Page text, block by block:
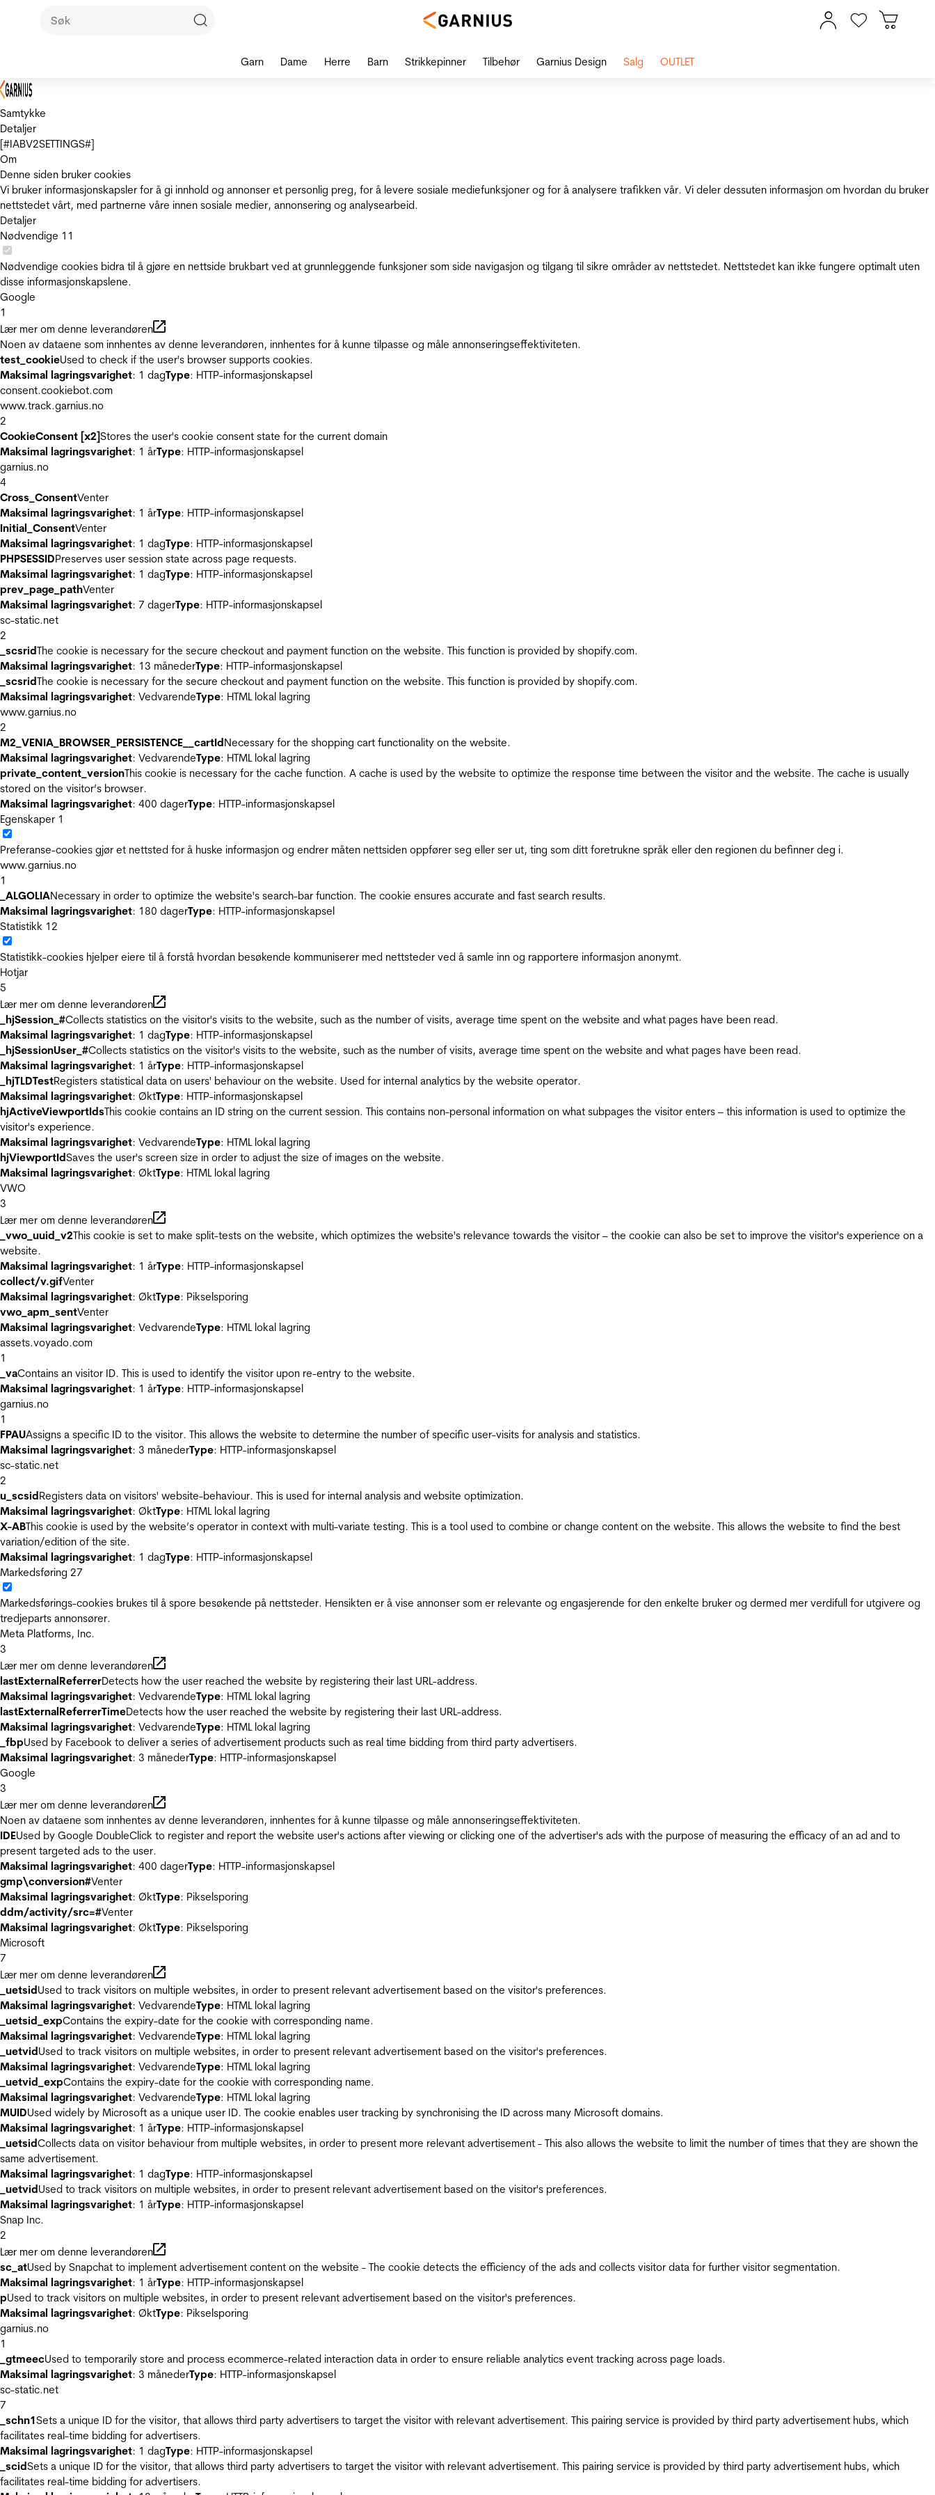
Samtykke
Detaljer
[#IABV2SETTINGS#]
Om
Denne siden bruker cookies
Vi bruker informasjonskapsler for å gi innhold og annonser et personlig preg, for å levere sosiale mediefunksjoner og for å analysere trafikken vår. Vi deler dessuten informasjon om hvordan du bruker
nettstedet vårt, med partnerne våre innen sosiale medier, annonsering og analysearbeid.
Detaljer
Nødvendige 11
Nødvendige cookies bidra til å gjøre en nettside brukbart ved at grunnleggende funksjoner som side navigasjon og tilgang til sikre områder av nettstedet. Nettstedet kan ikke fungere optimalt uten
disse informasjonskapslene.
Google
1
Lær mer om denne leverandøren
Noen av dataene som innhentes av denne leverandøren, innhentes for å kunne tilpasse og måle annonseringseffektiviteten.
test_cookieUsed to check if the user's browser supports cookies.
Maksimal lagringsvarighet: 1 dagType: HTTP-informasjonskapsel
consent.cookiebot.com
www.track.garnius.no
2
CookieConsent [x2]Stores the user's cookie consent state for the current domain
Maksimal lagringsvarighet: 1 årType: HTTP-informasjonskapsel
garnius.no
4
Cross_ConsentVenter
Maksimal lagringsvarighet: 1 årType: HTTP-informasjonskapsel
Initial_ConsentVenter
Maksimal lagringsvarighet: 1 dagType: HTTP-informasjonskapsel
PHPSESSIDPreserves user session state across page requests.
Maksimal lagringsvarighet: 1 dagType: HTTP-informasjonskapsel
prev_page_pathVenter
Maksimal lagringsvarighet: 7 dagerType: HTTP-informasjonskapsel
sc-static.net
2
_scsridThe cookie is necessary for the secure checkout and payment function on the website. This function is provided by shopify.com.
Maksimal lagringsvarighet: 13 månederType: HTTP-informasjonskapsel
_scsridThe cookie is necessary for the secure checkout and payment function on the website. This function is provided by shopify.com.
Maksimal lagringsvarighet: VedvarendeType: HTML lokal lagring
www.garnius.no
2
M2_VENIA_BROWSER_PERSISTENCE__cartIdNecessary for the shopping cart functionality on the website.
Maksimal lagringsvarighet: VedvarendeType: HTML lokal lagring
private_content_versionThis cookie is necessary for the cache function. A cache is used by the website to optimize the response time between the visitor and the website. The cache is usually
stored on the visitor’s browser.
Maksimal lagringsvarighet: 400 dagerType: HTTP-informasjonskapsel
Egenskaper 1
Preferanse-cookies gjør et nettsted for å huske informasjon og endrer måten nettsiden oppfører seg eller ser ut, ting som ditt foretrukne språk eller den regionen du befinner deg i.
www.garnius.no
1
_ALGOLIANecessary in order to optimize the website's search-bar function. The cookie ensures accurate and fast search results.
Maksimal lagringsvarighet: 180 dagerType: HTTP-informasjonskapsel
Statistikk 12
Statistikk-cookies hjelper eiere til å forstå hvordan besøkende kommuniserer med nettsteder ved å samle inn og rapportere informasjon anonymt.
Hotjar
5
Lær mer om denne leverandøren
_hjSession_#Collects statistics on the visitor's visits to the website, such as the number of visits, average time spent on the website and what pages have been read.
Maksimal lagringsvarighet: 1 dagType: HTTP-informasjonskapsel
_hjSessionUser_#Collects statistics on the visitor's visits to the website, such as the number of visits, average time spent on the website and what pages have been read.
Maksimal lagringsvarighet: 1 årType: HTTP-informasjonskapsel
_hjTLDTestRegisters statistical data on users' behaviour on the website. Used for internal analytics by the website operator.
Maksimal lagringsvarighet: ØktType: HTTP-informasjonskapsel
hjActiveViewportIdsThis cookie contains an ID string on the current session. This contains non-personal information on what subpages the visitor enters – this information is used to optimize the
visitor's experience.
Maksimal lagringsvarighet: VedvarendeType: HTML lokal lagring
hjViewportIdSaves the user's screen size in order to adjust the size of images on the website.
Maksimal lagringsvarighet: ØktType: HTML lokal lagring
VWO
3
Lær mer om denne leverandøren
_vwo_uuid_v2This cookie is set to make split-tests on the website, which optimizes the website's relevance towards the visitor – the cookie can also be set to improve the visitor's experience on a
website.
Maksimal lagringsvarighet: 1 årType: HTTP-informasjonskapsel
collect/v.gifVenter
Maksimal lagringsvarighet: ØktType: Pikselsporing
vwo_apm_sentVenter
Maksimal lagringsvarighet: VedvarendeType: HTML lokal lagring
assets.voyado.com
1
_vaContains an visitor ID. This is used to identify the visitor upon re-entry to the website.
Maksimal lagringsvarighet: 1 årType: HTTP-informasjonskapsel
garnius.no
1
FPAUAssigns a specific ID to the visitor. This allows the website to determine the number of specific user-visits for analysis and statistics.
Maksimal lagringsvarighet: 3 månederType: HTTP-informasjonskapsel
sc-static.net
2
u_scsidRegisters data on visitors' website-behaviour. This is used for internal analysis and website optimization.
Maksimal lagringsvarighet: ØktType: HTML lokal lagring
X-ABThis cookie is used by the website’s operator in context with multi-variate testing. This is a tool used to combine or change content on the website. This allows the website to find the best
variation/edition of the site.
Maksimal lagringsvarighet: 1 dagType: HTTP-informasjonskapsel
Markedsføring 27
Markedsførings-cookies brukes til å spore besøkende på nettsteder. Hensikten er å vise annonser som er relevante og engasjerende for den enkelte bruker og dermed mer verdifull for utgivere og
tredjeparts annonsører.
Meta Platforms, Inc.
3
Lær mer om denne leverandøren
lastExternalReferrerDetects how the user reached the website by registering their last URL-address.
Maksimal lagringsvarighet: VedvarendeType: HTML lokal lagring
lastExternalReferrerTimeDetects how the user reached the website by registering their last URL-address.
Maksimal lagringsvarighet: VedvarendeType: HTML lokal lagring
_fbpUsed by Facebook to deliver a series of advertisement products such as real time bidding from third party advertisers.
Maksimal lagringsvarighet: 3 månederType: HTTP-informasjonskapsel
Google
3
Lær mer om denne leverandøren
Noen av dataene som innhentes av denne leverandøren, innhentes for å kunne tilpasse og måle annonseringseffektiviteten.
IDEUsed by Google DoubleClick to register and report the website user's actions after viewing or clicking one of the advertiser's ads with the purpose of measuring the efficacy of an ad and to
present targeted ads to the user.
Maksimal lagringsvarighet: 400 dagerType: HTTP-informasjonskapsel
gmp\conversion#Venter
Maksimal lagringsvarighet: ØktType: Pikselsporing
ddm/activity/src=#Venter
Maksimal lagringsvarighet: ØktType: Pikselsporing
Microsoft
7
Lær mer om denne leverandøren
_uetsidUsed to track visitors on multiple websites, in order to present relevant advertisement based on the visitor's preferences.
Maksimal lagringsvarighet: VedvarendeType: HTML lokal lagring
_uetsid_expContains the expiry-date for the cookie with corresponding name.
Maksimal lagringsvarighet: VedvarendeType: HTML lokal lagring
_uetvidUsed to track visitors on multiple websites, in order to present relevant advertisement based on the visitor's preferences.
Maksimal lagringsvarighet: VedvarendeType: HTML lokal lagring
_uetvid_expContains the expiry-date for the cookie with corresponding name.
Maksimal lagringsvarighet: VedvarendeType: HTML lokal lagring
MUIDUsed widely by Microsoft as a unique user ID. The cookie enables user tracking by synchronising the ID across many Microsoft domains.
Maksimal lagringsvarighet: 1 årType: HTTP-informasjonskapsel
_uetsidCollects data on visitor behaviour from multiple websites, in order to present more relevant advertisement - This also allows the website to limit the number of times that they are shown the
same advertisement.
Maksimal lagringsvarighet: 1 dagType: HTTP-informasjonskapsel
_uetvidUsed to track visitors on multiple websites, in order to present relevant advertisement based on the visitor's preferences.
Maksimal lagringsvarighet: 1 årType: HTTP-informasjonskapsel
Snap Inc.
2
Lær mer om denne leverandøren
sc_atUsed by Snapchat to implement advertisement content on the website - The cookie detects the efficiency of the ads and collects visitor data for further visitor segmentation.
Maksimal lagringsvarighet: 1 årType: HTTP-informasjonskapsel
pUsed to track visitors on multiple websites, in order to present relevant advertisement based on the visitor's preferences.
Maksimal lagringsvarighet: ØktType: Pikselsporing
garnius.no
1
_gtmeecUsed to temporarily store and process ecommerce-related interaction data in order to ensure reliable analytics event tracking across page loads.
Maksimal lagringsvarighet: 3 månederType: HTTP-informasjonskapsel
sc-static.net
7
_schn1Sets a unique ID for the visitor, that allows third party advertisers to target the visitor with relevant advertisement. This pairing service is provided by third party advertisement hubs, which
facilitates real-time bidding for advertisers.
Maksimal lagringsvarighet: 1 dagType: HTTP-informasjonskapsel
_scidSets a unique ID for the visitor, that allows third party advertisers to target the visitor with relevant advertisement. This pairing service is provided by third party advertisement hubs, which
facilitates real-time bidding for advertisers.
Garn Dame Herre Barn Strikkepinner Tilbehør Garnius Design Salg OUTLET